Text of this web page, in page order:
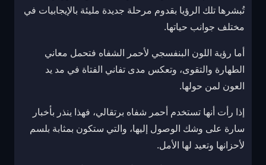
تُبشرها تلك الرؤيا بقدوم مرحلة جديدة مليئة بالإيجابيات في
مختلف جوانب حياتها.
أما رؤية اللون البنفسجي لأحمر الشفاه فتحمل معاني
الطهارة والتقوى، وتعكس مدى تفاني الفتاة في مد يد
العون لمن حولها.
إذا رأت أنها تستخدم أحمر شفاه برتقالي، فهذا ينذر بأخبار
سارة على وشك الوصول إليها، والتي ستكون بمثابة بلسم
لأحزانها وتعيد لها الأمل.